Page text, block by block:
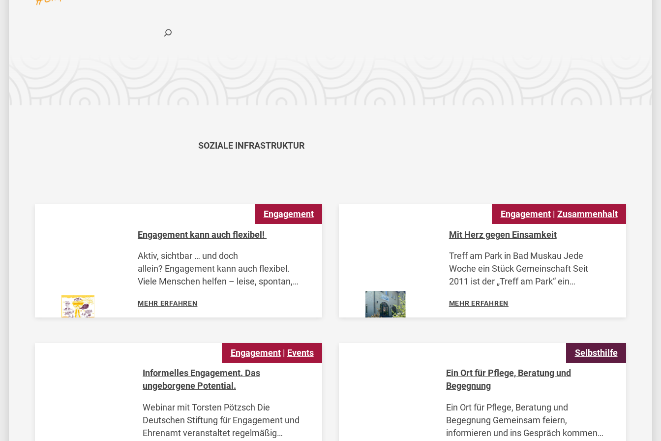
SOZIALE INFRASTRUKTUR
Engagement
Engagement kann auch flexibel!
Aktiv, sichtbar … und doch
allein? Engagement kann auch flexibel.
Viele Menschen helfen – leise, spontan,
Nachbarn, organisieren kleine Aktionen,
packen an, wo Hilfe gebraucht
MEHR ERFAHREN
Engagement | Zusammenhalt
Mit Herz gegen Einsamkeit
Treff am Park in Bad Muskau Jede
Woche ein Stück Gemeinschaft Seit
2011 ist der „Treff am Park“ ein
Seniorinnen und Senioren in Bad
Muskau. Hier stehen Gemeinschaft,
MEHR ERFAHREN
Engagement | Events
Informelles Engagement. Das
ungeborgene Potential.
Webinar mit Torsten Pötzsch Die
Deutschen Stiftung für Engagement und
Ehrenamt veranstaltet regelmäßig
Selbsthilfe
Ein Ort für Pflege, Beratung und
Begegnung
Ein Ort für Pflege, Beratung und
Begegnung Gemeinsam feiern,
informieren und ins Gespräch kommen